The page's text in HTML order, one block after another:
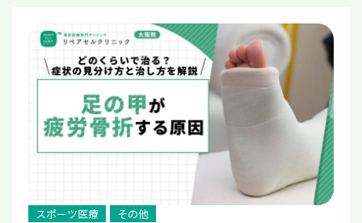
スポーツ医療 その他